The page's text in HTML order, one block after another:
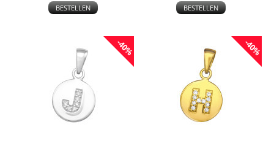
BESTELLEN BESTELLEN
-40% -40%